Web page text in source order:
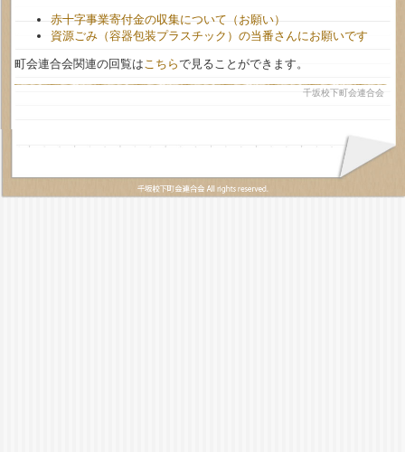
赤十字事業寄付金の収集について（お願い）
資源ごみ（容器包装プラスチック）の当番さんにお願いです
町会連合会関連の回覧はこちらで見ることができます。
千坂校下町会連合会